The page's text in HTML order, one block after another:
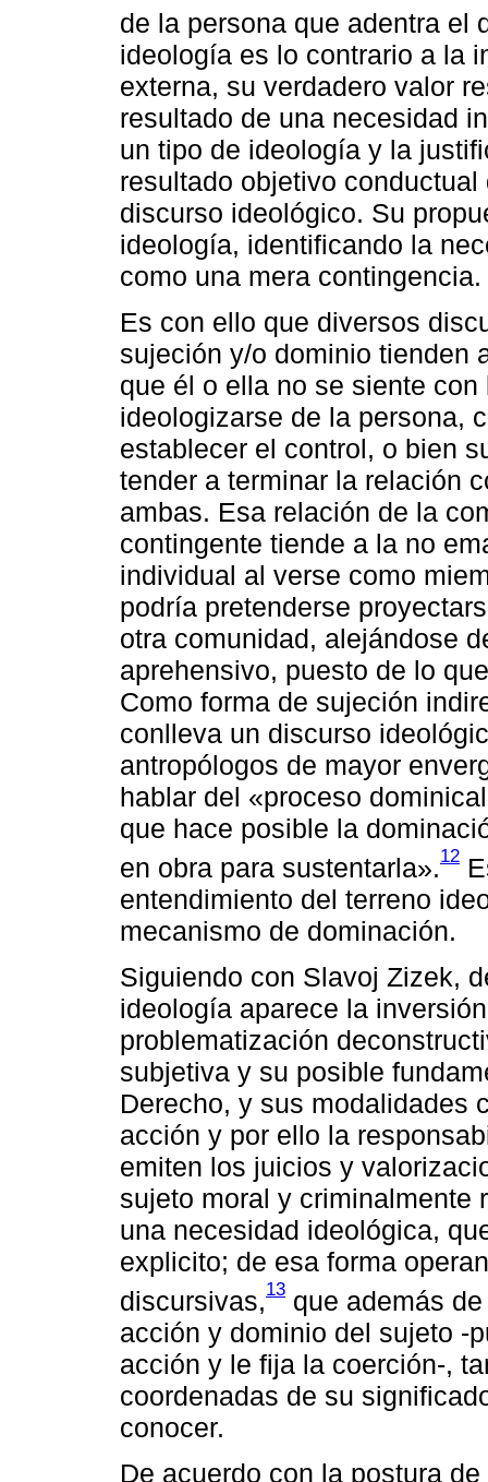
de la persona que adentra el
ideología es lo contrario a la
externa, su verdadero valor
resultado de una necesidad
un tipo de ideología y la
resultado objetivo
discurso ideológico. Su
ideología, identificando la
como una mera contingencia.
Es con ello que diversos
sujeción y/o dominio tienden
que él o ella no se siente
ideologizarse de la persona,
establecer el control, o bien
tender a terminar la relación
ambas. Esa relación de la
contingente tiende a la no
individual al verse como
podría pretenderse
otra comunidad, alejándose
aprehensivo, puesto de lo
Como forma de sujeción
conlleva un discurso
antropólogos de mayor
hablar del «proceso
que hace posible la
en obra para sustentarla».12
entendimiento del terreno
mecanismo de dominación.
Siguiendo con Slavoj Zizek,
ideología aparece la
problematización
subjetiva y su posible
Derecho, y sus modalidades
acción y por ello la
emiten los juicios y
sujeto moral y criminalmente
una necesidad ideológica,
explicito; de esa forma
discursivas,13 que además
acción y dominio del sujeto -
acción y le fija la coerción-,
coordenadas de su
conocer.
De acuerdo con la postura